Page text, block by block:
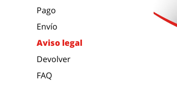
Pago
Envío
Aviso legal
Devolver
FAQ